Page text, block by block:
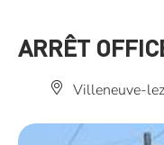
ARRÊT
Villeneuve-